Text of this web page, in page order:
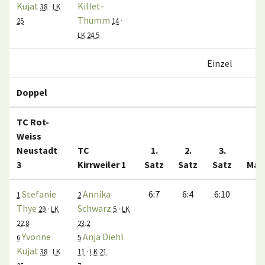
Kujat 38 · LK
25
Killet-
Thumm 14 ·
LK 24.5
Einzel
Doppel
TC Rot-
Weiss
Neustadt
3
TC
Kirrweiler 1
1.
Satz
2.
Satz
3.
Satz
1 Stefanie
Thye 29 · LK
22.8
6Yvonne
Kujat 38 · LK
2Annika
Schwarz 5 · LK
23.2
5Anja Diehl
11 · LK 21
6:7 6:4 6:10